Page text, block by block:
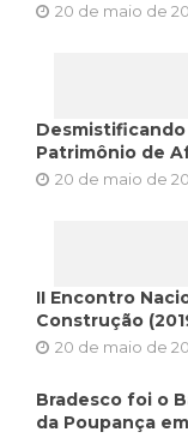
20 de maio de
Patrimônio de
20 de maio de
II Encontro
Construção
20 de maio de
Bradesco foi o
da Poupança